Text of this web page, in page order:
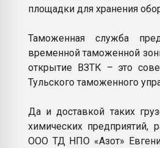
площадки для хранения
Таможенная служба
временной таможенной
открытие ВЗТК – это
Тульского таможенного
Да и доставкой таких
химических предприятий,
ООО ТД НПО «Азот»